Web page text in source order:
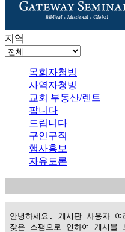
지역
목회자청빙
사역자청빙
교회 부동산/렌트
팝니다
드립니다
구인구직
행사홍보
자유토론
안녕하세요. 게시판 사용자 여
잦은 스팸으로 인하여 게시물